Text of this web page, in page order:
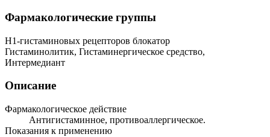
Фармакологические группы
H1-гистаминовых рецепторов блокатор
Гистаминолитик, Гистаминергическое средство,
Интермедиант
Описание
Фармакологическое действие
Антигистаминное, противоаллергическое.
Показания к применению